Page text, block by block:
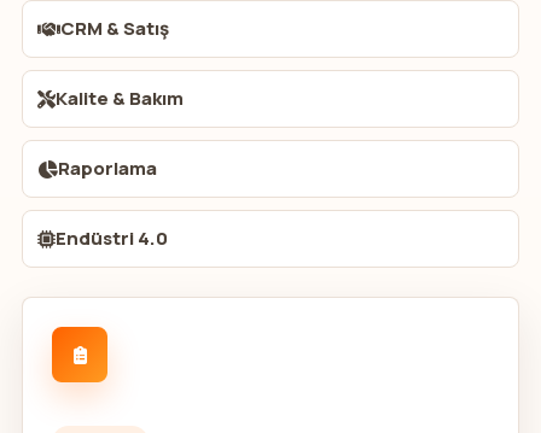
CRM & Satış
Kalite & Bakım
Raporlama
Endüstri 4.0